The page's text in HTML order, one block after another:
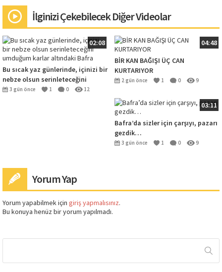
İlginizi Çekebilecek Diğer Videolar
02:08
Bu sıcak yaz günlerinde, içinizi bir
nebze olsun serinleteceğini
umduğum karlar altındaki Bafra
3 gün önce 1 0 12
04:48
BİR KAN BAĞIŞI ÜÇ CAN
KURTARIYOR
2 gün önce 1 0 9
03:11
Bafra’da sizler için çarşıyı, pazarı
gezdik…
3 gün önce 1 0 9
Yorum Yap
Yorum yapabilmek için giriş yapmalısınız.
Bu konuya henüz bir yorum yapılmadı.